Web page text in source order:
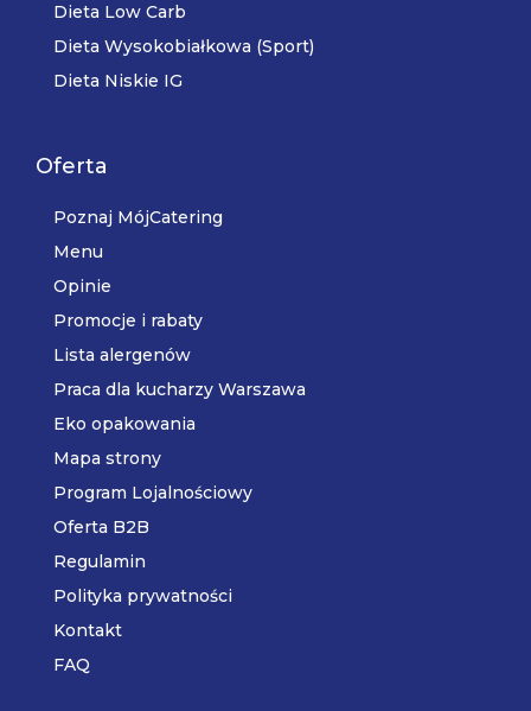
Dieta Low Carb
Dieta Wysokobiałkowa (Sport)
Dieta Niskie IG
Oferta
Poznaj MójCatering
Menu
Opinie
Promocje i rabaty
Lista alergenów
Praca dla kucharzy Warszawa
Eko opakowania
Mapa strony
Program Lojalnościowy
Oferta B2B
Regulamin
Polityka prywatności
Kontakt
FAQ